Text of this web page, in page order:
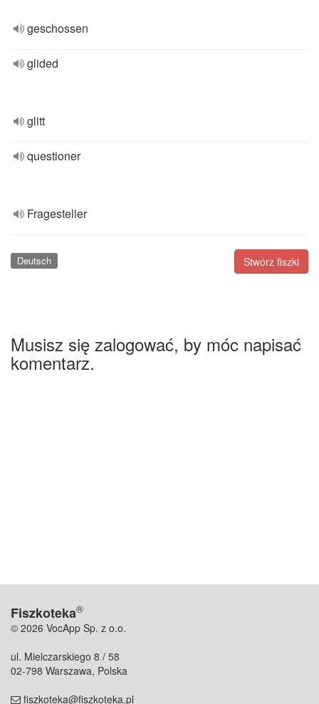
geschossen
glided
glitt
questioner
Fragesteller
Stwórz fiszki
Deutsch
Musisz się zalogować, by móc napisać
komentarz.
Fiszkoteka®
© 2026 VocApp Sp. z o.o.
ul. Mielczarskiego 8 / 58
02-798 Warszawa, Polska
fiszkoteka@fiszkoteka.pl